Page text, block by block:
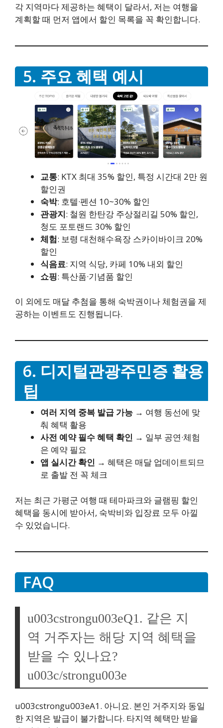
각 지역마다 제공하는 혜택이 달라서, 저는 여행을
계획할 때 먼저 앱에서 할인 목록을 꼭 확인합니다.
5. 주요 혜택 예시
교통: KTX 최대 35% 할인, 특정 시간대 2만 원
할인권
숙박: 호텔·펜션 10~30% 할인
관광지: 철원 한탄강 주상절리길 50% 할인,
청도 포토랜드 30% 할인
체험: 보령 대천해수욕장 스카이바이크 20%
할인
식음료: 지역 식당, 카페 10% 내외 할인
쇼핑: 특산품·기념품 할인
이 외에도 매달 추첨을 통해 숙박권이나 체험권을 제
공하는 이벤트도 진행됩니다.
6. 디지털관광주민증 활용
팁
여러 지역 중복 발급 가능 → 여행 동선에 맞
춰 혜택 활용
사전 예약 필수 혜택 확인 → 일부 공연·체험
은 예약 필요
앱 실시간 확인 → 혜택은 매달 업데이트되므
로 출발 전 꼭 체크
저는 최근 가평군 여행 때 테마파크와 글램핑 할인
혜택을 동시에 받아서, 숙박비와 입장료 모두 아낄
수 있었습니다.
FAQ
u003cstrongu003eQ1. 같은 지
역 거주자는 해당 지역 혜택을
받을 수 있나요?
u003c/strongu003e
u003cstrongu003eA1. 아니요. 본인 거주지와 동일
한 지역은 발급이 불가합니다. 타지역 혜택만 받을